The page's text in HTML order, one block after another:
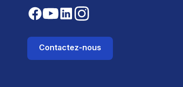
Contactez-nous